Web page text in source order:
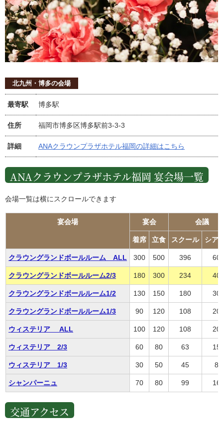
北九州・博多の会場
最寄駅 博多駅
住所 福岡市博多区博多駅前3-3-3
詳細 ANAクラウンプラザホテル福岡の詳細はこちら
ANAクラウンプラザホテル福岡 宴会場一覧
会場一覧は横にスクロールできます
宴会場 宴会 会議
着席 立食 スクール シア
クラウングランドボールルーム ALL 300 500 396
クラウングランドボールルーム2/3 180 300 234
クラウングランドボールルーム1/2 130 150 180
クラウングランドボールルーム1/3 90 120 108
ウィステリア ALL 100 120 108
ウィステリア 2/3 60 80 63
ウィステリア 1/3 30 50 45 80
シャンパーニュ 70 80 99
交通アクセス